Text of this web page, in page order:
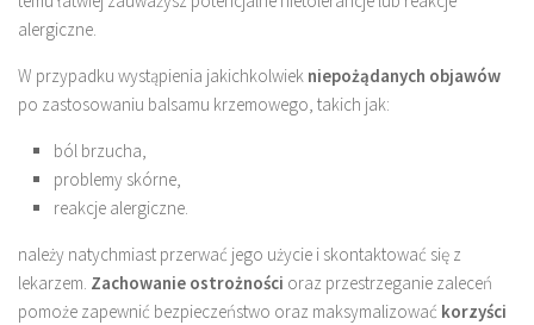
alergiczne.
W przypadku wystąpienia jakichkolwiek niepożądanych objawów
po zastosowaniu balsamu krzemowego, takich jak:
ból brzucha,
problemy skórne,
reakcje alergiczne.
należy natychmiast przerwać jego użycie i skontaktować się z
lekarzem. Zachowanie ostrożności oraz przestrzeganie zaleceń
pomoże zapewnić bezpieczeństwo oraz maksymalizować korzyści